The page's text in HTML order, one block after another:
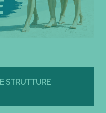
STRUTTURE